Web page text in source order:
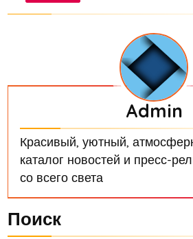
Admin
Красивый, уютный,
каталог новостей и пресс-
со всего света
Поиск